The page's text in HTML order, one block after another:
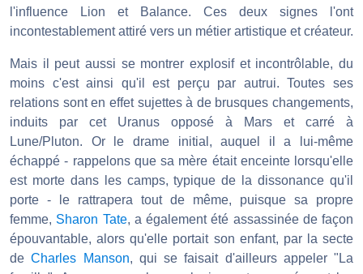
l'influence Lion et Balance. Ces deux signes l'ont
incontestablement attiré vers un métier artistique et créateur.
Mais il peut aussi se montrer explosif et incontrôlable, du
moins c'est ainsi qu'il est perçu par autrui. Toutes ses
relations sont en effet sujettes à de brusques changements,
induits par cet Uranus opposé à Mars et carré à
Lune/Pluton. Or le drame initial, auquel il a lui-même
échappé - rappelons que sa mère était enceinte lorsqu'elle
est morte dans les camps, typique de la dissonance qu'il
porte - le rattrapera tout de même, puisque sa propre
femme, Sharon Tate, a également été assassinée de façon
épouvantable, alors qu'elle portait son enfant, par la secte
deCharles Manson, qui se faisait d'ailleurs appeler "La